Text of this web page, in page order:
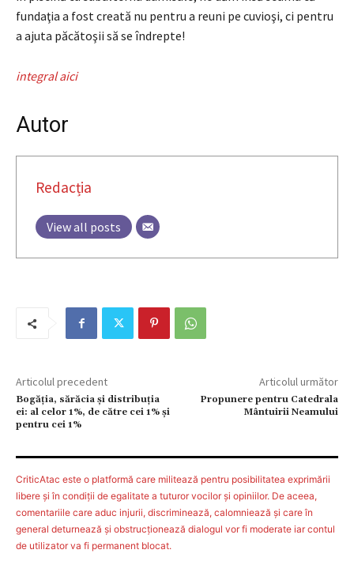
fundaţia a fost creată nu pentru a reuni pe cuvioşi, ci pentru
a ajuta păcătoşii să se îndrepte!
integral aici
Autor
Redacția
View all posts
Articolul precedent
Bogăția, sărăcia și distribuția
ei: al celor 1%, de către cei 1% și
pentru cei 1%
Articolul următor
Propunere pentru Catedrala
Mântuirii Neamului
CriticAtac este o platformă care militează pentru posibilitatea exprimării
libere şi în condiţii de egalitate a tuturor vocilor şi opiniilor. De aceea,
comentariile care aduc injurii, discriminează, calomniează şi care în
general deturnează şi obstrucţionează dialogul vor fi moderate iar contul
de utilizator va fi permanent blocat.